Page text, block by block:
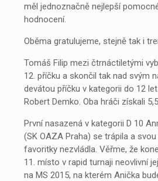
měl jednoznačně nejlepší
hodnocení.
Oběma gratulujeme, stejně tak i
Tomáš Filip mezi čtrnáctiletými
12. příčku a skončil tak nad svým
devátou příčku v kategorii do 12
Robert Demko. Oba hráči získali
První nasazená v kategorii D 10
(SK OAZA Praha) se trápila a svou
favoritky nezvládla. Věřme, že
11. místo v rapid turnaji neovlivní
na MS 2015, na kterém Anička